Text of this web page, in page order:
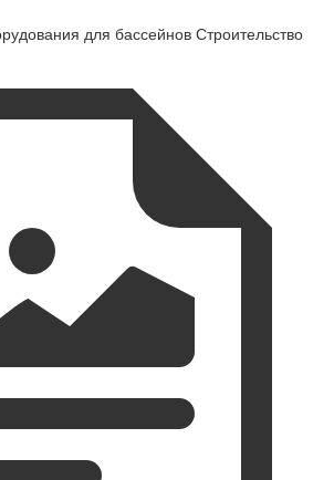
для бассейнов Строительство